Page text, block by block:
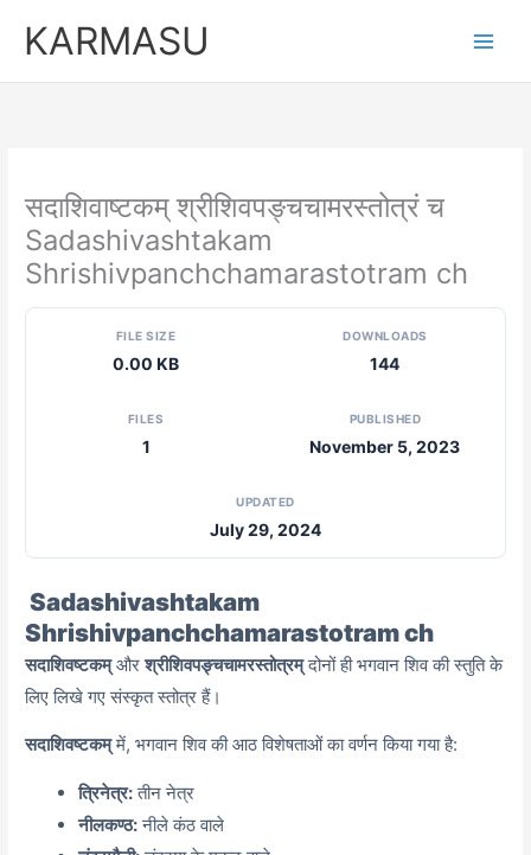
KARMASU
सदाशिवाष्टकम् श्रीशिवपङ्चचामरस्तोत्रं च
Sadashivashtakam
Shrishivpanchchamarastotram ch
FILE SIZE
0.00 KB
DOWNLOADS
144
FILES
1
PUBLISHED
November 5, 2023
UPDATED
July 29, 2024
Sadashivashtakam
Shrishivpanchchamarastotram ch
सदाशिवष्टकम्औरश्रीशिवपङ्चचामरस्तोत्रम्दोनों ही भगवान शिव की स्तुति के
लिए लिखे गए संस्कृत स्तोत्र हैं।
सदाशिवष्टकम्में, भगवान शिव की आठ विशेषताओं का वर्णन किया गया है:
त्रिनेत्र:तीन नेत्र
नीलकण्ठ:नीले कंठ वाले